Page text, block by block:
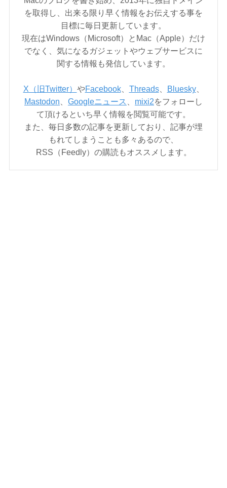
を取得し、出来る限り早く情報をお伝えする事を
目標に毎日更新しています。
現在はWindows（Microsoft）とMac（Apple）だけ
でなく、気になるガジェットやウェブサービスに
関する情報も発信しています。
X（旧Twitter） やFacebook、 Threads、 Bluesky、
Mastodon
Googleニュース mixi2をフォローし
て頂けるといち早く情報を閲覧可能です。
また、毎日多数の記事を更新しており、記事が埋
もれてしまうことも多々あるので、
RSS（Feedly）の購読もオススメします。